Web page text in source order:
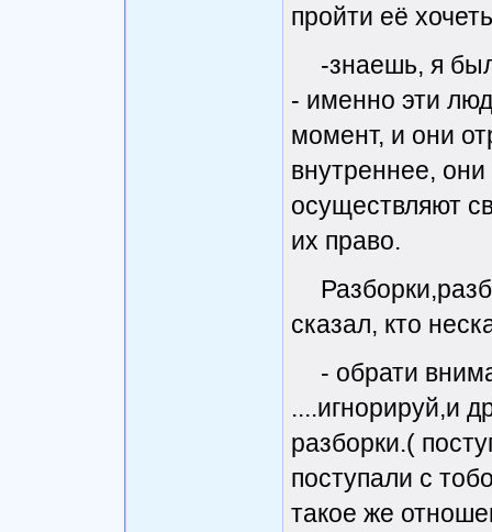
пройти её
-знаешь, я
- именно эти
момент, и они
внутреннее,
осуществляют
их право.
сказал, кто
- обрати
....игнорируй,и
разборки.(
поступали с
такое же